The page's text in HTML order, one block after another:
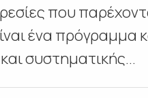
που
ένα πρόγραμμα
συστηματικής...